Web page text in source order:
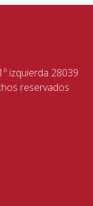
izquierda 28039
reservados